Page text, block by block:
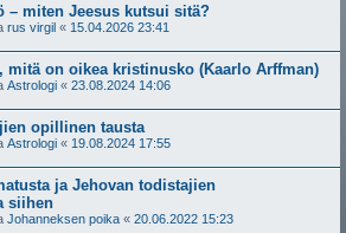
– miten Jeesus kutsui sitä?
rus virgil « 15.04.2026 23:41
mitä on oikea kristinusko (Kaarlo Arffman)
Astrologi « 23.08.2024 14:06
opillinen tausta
Astrologi « 19.08.2024 17:55
ja Jehovan todistajien
siihen
Johanneksen poika « 20.06.2022 15:23